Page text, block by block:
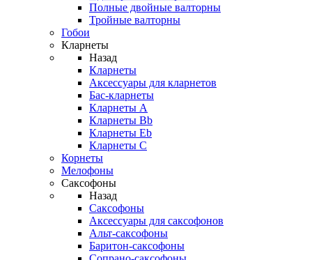
Полные двойные валторны
Тройные валторны
Гобои
Кларнеты
Назад
Кларнеты
Аксессуары для кларнетов
Бас-кларнеты
Кларнеты A
Кларнеты Bb
Кларнеты Eb
Кларнеты С
Корнеты
Мелофоны
Саксофоны
Назад
Саксофоны
Аксессуары для саксофонов
Альт-саксофоны
Баритон-саксофоны